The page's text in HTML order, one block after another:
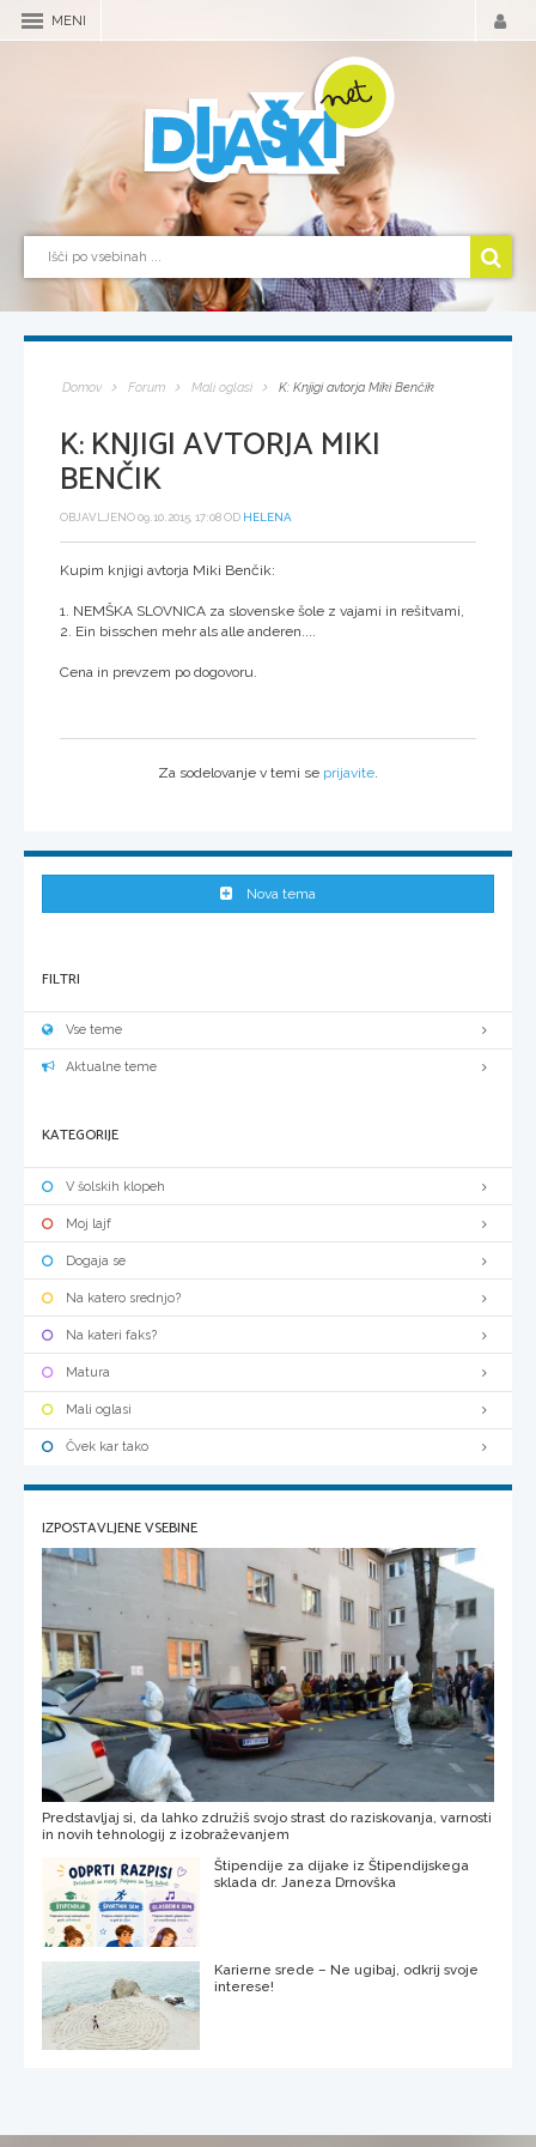
MENI
Domov Forum Mali oglasi K: Knjigi avtorja Miki Benčik
K: KNJIGI AVTORJA MIKI
BENČIK
OBJAVLJENO 09.10.2015, 17:08 OD HELENA
Kupim knjigi avtorja Miki Benčik:
1. NEMŠKA SLOVNICA za slovenske šole z vajami in rešitvami,
2. Ein bisschen mehr als alle anderen....
Cena in prevzem po dogovoru.
Za sodelovanje v temi se prijavite
Nova tema
FILTRI
Vse teme
Aktualne teme
KATEGORIJE
V šolskih klopeh
Moj lajf
Dogaja se
Na katero srednjo?
Na kateri faks?
Matura
Mali oglasi
Čvek kar tako
IZPOSTAVLJENE VSEBINE
Predstavljaj si, da lahko združiš svojo strast do raziskovanja, varnosti
in novih tehnologij z izobraževanjem
Štipendije za dijake iz Štipendijskega
sklada dr. Janeza Drnovška
Karierne srede – Ne ugibaj, odkrij svoje
interese!